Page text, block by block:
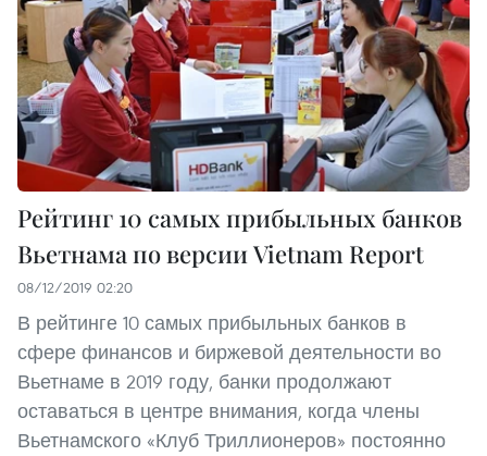
Рейтинг 10 самых прибыльных банков
Вьетнама по версии Vietnam Report
08/12/2019 02:20
В рейтинге 10 самых прибыльных банков в
сфере финансов и биржевой деятельности во
Вьетнаме в 2019 году, банки продолжают
оставаться в центре внимания, когда члены
Вьетнамского «Клуб Триллионеров» постоянно